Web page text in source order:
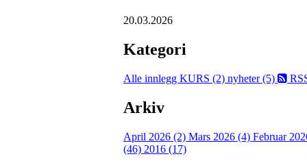
20.03.2026
Kategori
Alle innlegg KURS (2) nyheter (5)
Arkiv
April 2026 (2) Mars 2026 (4) Februar
(46) 2016 (17)